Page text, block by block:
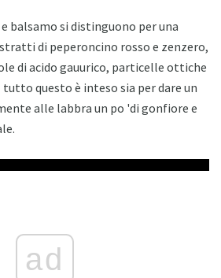
balsamo si distinguono per una
di peperoncino rosso e zenzero,
di acido gauurico, particelle ottiche
questo è inteso sia per dare un
alle labbra un po 'di gonfiore e
ad